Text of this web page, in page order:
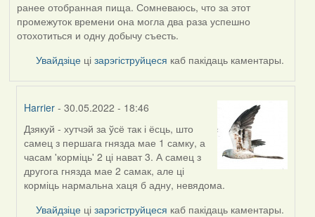
ранее отобранная пища. Сомневаюсь, что за этот
промежуток времени она могла два раза успешно
отохотиться и одну добычу съесть.
Увайдзіце цізарэгіструйцеся каб пакідаць каментары.
Harrier - 30.05.2022 - 18:46
In
reply
to
by
ZNR
Дзякуй - хутчэй за ўсё так і ёсць, што
самец з першага гнязда мае 1 самку, а
часам 'корміць' 2 ці нават 3. А самец з
другога гнязда мае 2 самак, але ці
корміць нармальна хаця б адну, невядома.
Увайдзіце цізарэгіструйцеся каб пакідаць каментары.